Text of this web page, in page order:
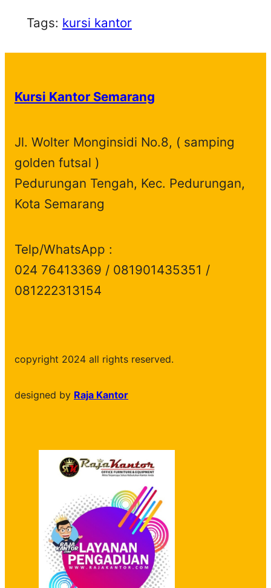
Tags: kursi kantor
Kursi Kantor Semarang
Jl. Wolter Monginsidi No.8, ( samping
golden futsal )
Pedurungan Tengah, Kec. Pedurungan,
Kota Semarang
Telp/WhatsApp :
024 76413369 / 081901435351 /
081222313154
copyright 2024 all rights reserved.
designed by Raja Kantor